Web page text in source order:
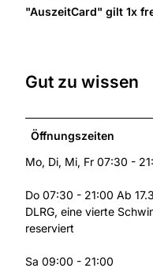
"AuszeitCard" gilt 1x
Gut zu wissen
Öffnungszeiten
Mo, Di, Mi, Fr 07:30 -
Do 07:30 - 21:00 Ab
DLRG, eine vierte
reserviert
Sa 09:00 - 21:00